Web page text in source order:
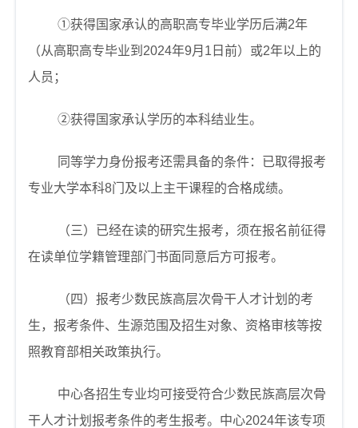
①获得国家承认的高职高专毕业学历后满2年
（从高职高专毕业到 2024年9月 1 日前）或2年以上的
人员；
②获得国家承认学历的本科结业生。
同等学力身份报考还需具备的条件：已取得报考
专业大学本科8门及以上主干课程的合格成绩。
（三）已经在读的研究生报考，须在报名前征得
在读单位学籍管理部门书面同意后方可报考。
（四）报考少数民族高层次骨干人才计划的考
生，报考条件、生源范围及招生对象、资格审核等按
照教育部相关政策执行。
中心各招生专业均可接受符合少数民族高层次骨
干人才计划报考条件的考生报考。中心2024年该专项